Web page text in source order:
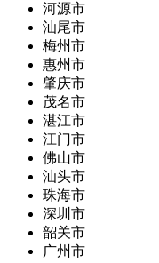
河源市
汕尾市
梅州市
惠州市
肇庆市
茂名市
湛江市
江门市
佛山市
汕头市
珠海市
深圳市
韶关市
广州市